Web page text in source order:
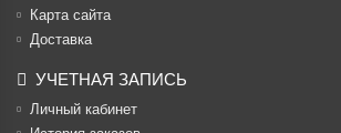
Карта сайта
Доставка
УЧЕТНАЯ ЗАПИСЬ
Личный кабинет